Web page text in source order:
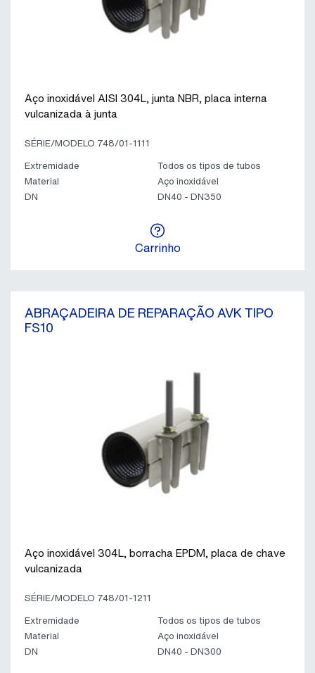
Aço inoxidável AISI 304L, junta NBR, placa interna
vulcanizada à junta
SÉRIE/MODELO 748/01-1111
Extremidade
Todos os tipos de tubos
Material
Aço inoxidável
DN
DN40 - DN350
Carrinho
ABRAÇADEIRA DE REPARAÇÃO AVK TIPO
FS10
Aço inoxidável 304L, borracha EPDM, placa de chave
vulcanizada
SÉRIE/MODELO 748/01-1211
Extremidade
Todos os tipos de tubos
Material
Aço inoxidável
DN
DN40 - DN300